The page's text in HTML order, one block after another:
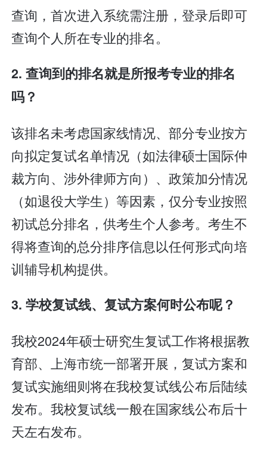
查询，首次进入系统需注册，登录后即可
查询个人所在专业的排名。
2. 查询到的排名就是所报考专业的排名
吗？
该排名未考虑国家线情况、部分专业按方
向拟定复试名单情况（如法律硕士国际仲
裁方向、涉外律师方向）、政策加分情况
（如退役大学生）等因素，仅分专业按照
初试总分排名，供考生个人参考。考生不
得将查询的总分排序信息以任何形式向培
训辅导机构提供。
3. 学校复试线、复试方案何时公布呢？
我校2024年硕士研究生复试工作将根据教
育部、上海市统一部署开展，复试方案和
复试实施细则将在我校复试线公布后陆续
发布。我校复试线一般在国家线公布后十
天左右发布。